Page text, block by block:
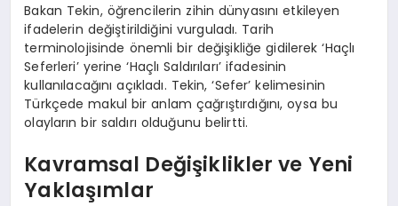
Bakan Tekin, öğrencilerin zihin dünyasını etkileyen
ifadelerin değiştirildiğini vurguladı. Tarih
terminolojisinde önemli bir değişikliğe gidilerek ‘Haçlı
Seferleri’ yerine ‘Haçlı Saldırıları’ ifadesinin
kullanılacağını açıkladı. Tekin, ‘Sefer’ kelimesinin
Türkçede makul bir anlam çağrıştırdığını, oysa bu
olayların bir saldırı olduğunu belirtti.
Kavramsal Değişiklikler ve Yeni
Yaklaşımlar